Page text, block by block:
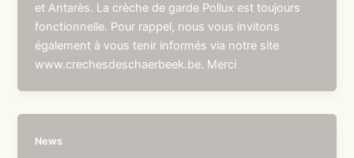
et Antarès. La crèche de garde Pollux est toujours
fonctionnelle. Pour rappel, nous vous invitons
également à vous tenir informés via notre site
www.crechesdeschaerbeek.be. Merci
News